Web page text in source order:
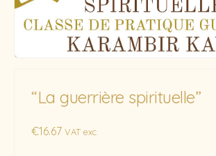
“La guerrière spirituelle”
€16.67 VAT exc.